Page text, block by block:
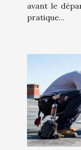
avant le
pratique...